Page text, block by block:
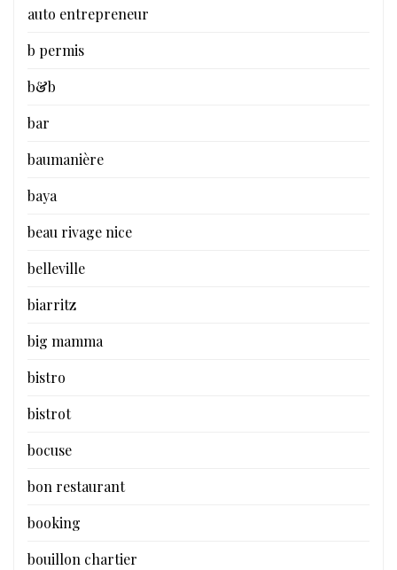
auto entrepreneur
b permis
b&b
bar
baumanière
baya
beau rivage nice
belleville
biarritz
big mamma
bistro
bistrot
bocuse
bon restaurant
booking
bouillon chartier